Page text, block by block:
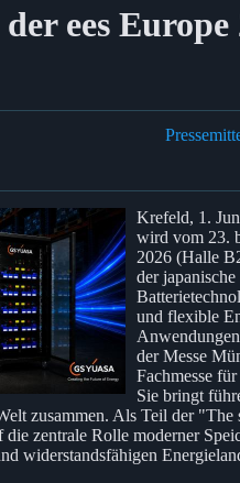
ees
Krefeld, 1.
wird vom 23.
2026 (Halle
der japanische
und flexible
der Messe
Fachmesse
Sie bringt
zusammen. Als Teil der
zentrale Rolle moderner
widerstandsfähigen